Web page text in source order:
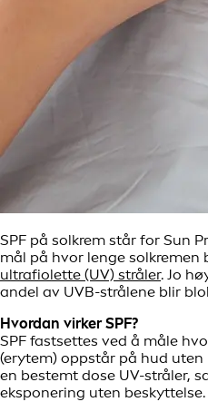
SPF på solkrem står for Sun
mål på hvor lenge solkremen
ultrafiolette (UV) stråler. Jo
andel av UVB-strålene blir
Hvordan virker SPF?
SPF fastsettes ved å måle
(erytem) oppstår på hud
en bestemt dose UV-stråler,
eksponering uten